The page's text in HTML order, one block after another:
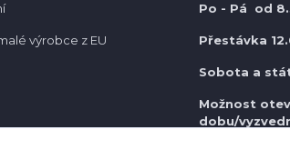
výrobce z EU
Po - Pá od
Přestávka
Sobota a
Možnost
dobu/